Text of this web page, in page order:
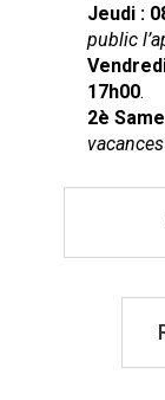
Jeudi :
public
17h00.
2è